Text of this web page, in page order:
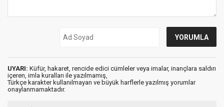
UYARI: Küfür, hakaret, rencide edici cümleler veya imalar, inançlara saldırı
içeren, imla kuralları ile yazılmamış,
Türkçe karakter kullanılmayan ve büyük harflerle yazılmış yorumlar
onaylanmamaktadır.